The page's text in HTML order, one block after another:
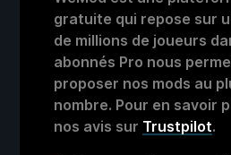
gratuite qui repose sur
de millions de joueurs
abonnés Pro nous
proposer nos mods au
nombre. Pour en savoir
nos avis sur Trustpilot.